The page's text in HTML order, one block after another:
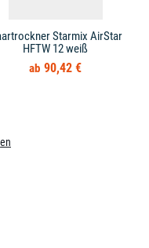
Starmix AirStar
HFTW 12 weiß
90,42 €